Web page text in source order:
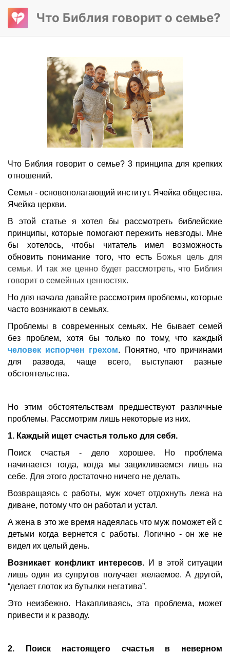
Что Библия говорит о семье?
Что Библия говорит о семье? 3 принципа для крепких
отношений.
Семья - основополагающий институт. Ячейка общества.
Ячейка церкви.
В этой статье я хотел бы рассмотреть библейские
принципы, которые помогают пережить невзгоды. Мне
бы хотелось, чтобы читатель имел возможность
обновить понимание того, что есть
Божья цель для
семьи. И так же ценно будет рассмотреть, что Библия
говорит о семейных ценностях.
Но для начала давайте рассмотрим проблемы, которые
часто возникают в семьях.
Проблемы в современных семьях. Не бывает семей
без проблем, хотя бы только по тому, что каждый
человек испорчен грехом. Понятно, что причинами
для развода, чаще всего, выступают разные
обстоятельства.
Но этим обстоятельствам предшествуют различные
проблемы. Рассмотрим лишь некоторые из них.
1. Каждый ищет счастья только для себя.
Поиск счастья - дело хорошее. Но проблема
начинается тогда, когда мы зацикливаемся лишь на
себе. Для этого достаточно ничего не делать.
Возвращаясь с работы, муж хочет отдохнуть лежа на
диване, потому что он работал и устал.
А жена в это же время надеялась что муж поможет ей с
детьми когда вернется с работы. Логично - он же не
видел их целый день.
Возникает конфликт интересов. И в этой ситуации
лишь один из супругов получает желаемое. А другой,
“делает глоток из бутылки негатива”.
Это неизбежно. Накапливаясь, эта проблема, может
привести и к разводу.
2. Поиск настоящего счастья в неверном